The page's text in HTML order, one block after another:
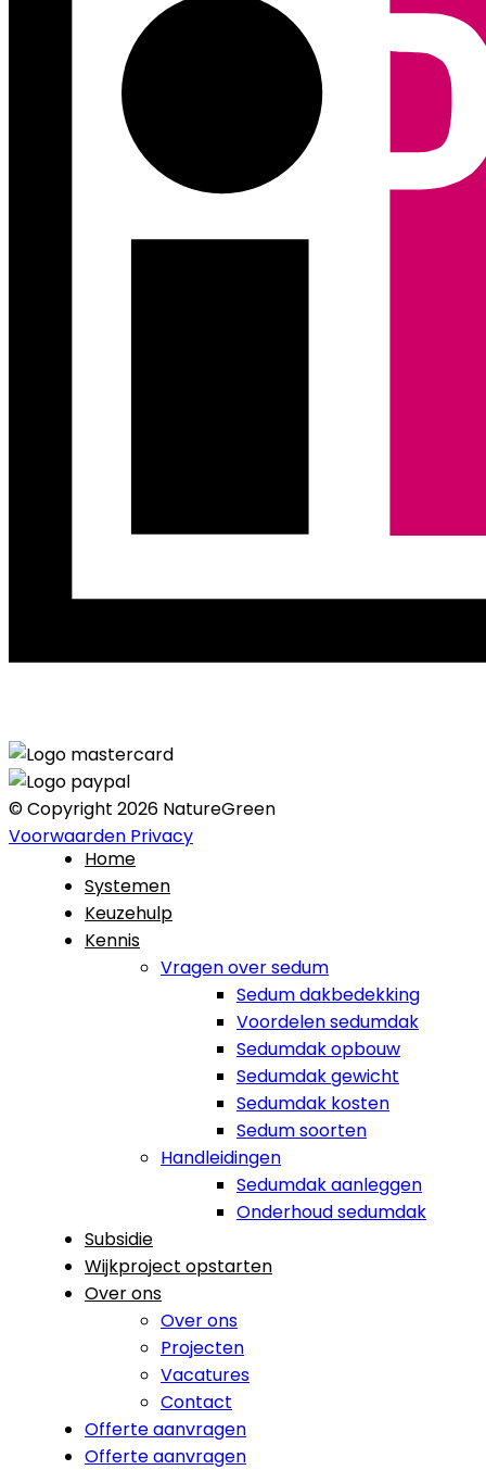
© Copyright 2026 NatureGreen
Voorwaarden Privacy
Home
Systemen
Keuzehulp
Kennis
Vragen over sedum
Sedum dakbedekking
Voordelen sedumdak
Sedumdak opbouw
Sedumdak gewicht
Sedumdak kosten
Sedum soorten
Handleidingen
Sedumdak aanleggen
Onderhoud sedumdak
Subsidie
Wijkproject opstarten
Over ons
Over ons
Projecten
Vacatures
Contact
Offerte aanvragen
Offerte aanvragen